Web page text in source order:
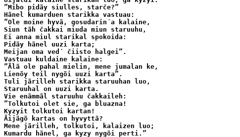
”Mibo pidäy siulles, starče?”
Hänel kumarduen starikka vastuau:
”Ole moine hyvä, gosudarin´a kalaine,
Siun täh čakkai miuda miun staruuhu,
Ei anna miul starikal spokoida:
Pidäy hänel uuzi karta;
Meijan oma ved´ čiisto halgei”.
Vastuau kuldaine kalaine:
”Älä ole pahal mielin, mene jumalan ke,
Lienöy teil nygöi uuzi karta”.
Tuli järilleh starikka staruuhan luo,
Staruuhal on uuzi karta.
Vie enämmäl staruuhu čakkaileh:
”Tolkutoi olet sie, ga bluazna!
Kyzyit tolkutoi kartan!
Äijägö kartas on hyvyttä?
Mene järilleh, tolkutoi, kalaizen luo;
Kumardu hänel, ga kyzy nygöi perti.”